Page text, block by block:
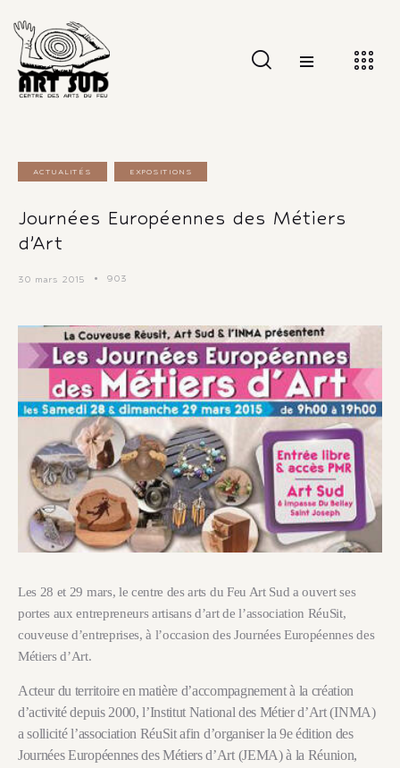
ACTUALITÉS EXPOSITIONS
Journées Européennes des Métiers
d’Art
30 mars 2015 903
Les 28 et 29 mars, le centre des arts du Feu Art Sud a ouvert ses
portes aux entrepreneurs artisans d’art de l’association RéuSit,
couveuse d’entreprises, à l’occasion des Journées Européennes des
Métiers d’Art.
Acteur du territoire en matière d’accompagnement à la création
d’activité depuis 2000, l’Institut National des Métier d’Art (INMA)
a sollicité l’association RéuSit afin d’organiser la 9e édition des
Journées Européennes des Métiers d’Art (JEMA) à la Réunion,